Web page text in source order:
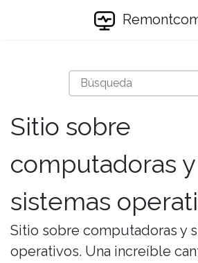
Sitio sobre
computadoras y
sistemas
Sitio sobre computadoras y
operativos. Una increíble